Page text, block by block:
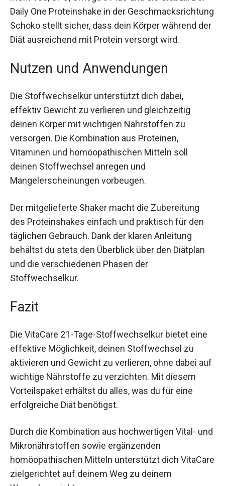
MSM 100, OPC, Omega 3 Plus und die Globuli. Der
Daily One Proteinshake in der
Geschmacksrichtung Schoko stellt sicher, dass
dein Körper während der Diät ausreichend mit
Protein versorgt wird.
Nutzen und Anwendungen
Die Stoffwechselkur unterstützt dich dabei,
effektiv Gewicht zu verlieren und gleichzeitig
deinen Körper mit wichtigen Nährstoffen zu
versorgen. Die Kombination aus Proteinen,
Vitaminen und homöopathischen Mitteln soll
deinen Stoffwechsel anregen und
Mangelerscheinungen vorbeugen.
Der mitgelieferte Shaker macht die Zubereitung
des Proteinshakes einfach und praktisch für den
täglichen Gebrauch. Dank der klaren Anleitung
behältst du stets den Überblick über den Diätplan
und die verschiedenen Phasen der
Fazit
Die VitaCare 21-Tage-Stoffwechselkur bietet eine
effektive Möglichkeit, deinen Stoffwechsel zu
aktivieren und Gewicht zu verlieren, ohne dabei
auf wichtige Nährstoffe zu verzichten. Mit
diesem Vorteilspaket erhältst du alles, was du für
eine erfolgreiche Diät benötigst.
Durch die Kombination aus hochwertigen Vital-
und Mikronährstoffen sowie ergänzenden
homöopathischen Mitteln unterstützt dich